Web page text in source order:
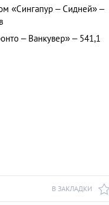
«Сингапур – Сидней» –
– Ванкувер» – 541,1
В ЗАКЛАДКИ